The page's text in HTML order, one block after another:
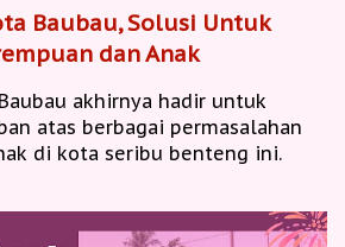
Baubau, Solusi Untuk
dan Anak
akhirnya hadir untuk
atas berbagai permasalahan
di kota seribu benteng ini.